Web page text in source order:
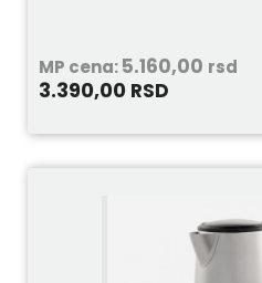
MP cena:5.160,00 rsd
3.390,00 RSD